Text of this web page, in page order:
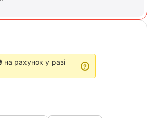
на рахунок у разі
?